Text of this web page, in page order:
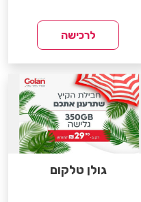
לרכישה
גולן טלקום